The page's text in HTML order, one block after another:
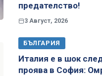
предателство!
3 Август, 2026
БЪЛГАРИЯ
Италия е в шок
проява в София: